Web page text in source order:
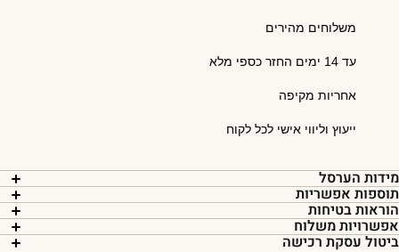
משלוחים מהירים
עד 14 ימים החזר כספי מלא
אחריות מקיפה
ייעוץ וליווי אישי לכל לקוח
הערסל
אפשריות
בטיחות
משלוח
עסקת רכישה